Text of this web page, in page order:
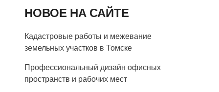
НОВОЕ НА САЙТЕ
Кадастровые работы и межевание
земельных участков в Томске
Профессиональный дизайн офисных
пространств и рабочих мест